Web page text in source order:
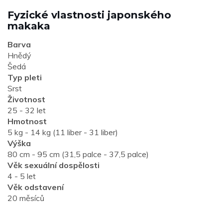
Fyzické vlastnosti japonského
makaka
Barva
Hnědý
Šedá
Typ pleti
Srst
Životnost
25 - 32 let
Hmotnost
5 kg - 14 kg (11 liber - 31 liber)
Výška
80 cm - 95 cm (31,5 palce - 37,5 palce)
Věk sexuální dospělosti
4 - 5 let
Věk odstavení
20 měsíců